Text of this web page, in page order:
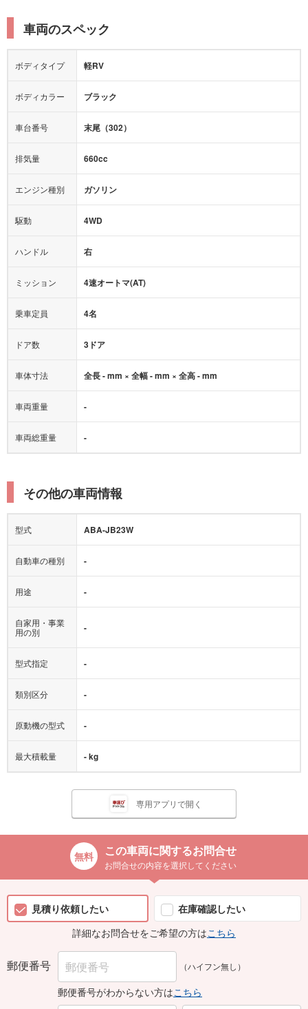
ルーフレール
エアロパーツ
ローダウン
シートヒーター
カーナビ：-
ミュージックプレイヤー接続可
後席モニター
衝突被害軽減プレーキ
カメラ：-
エアバッグ：
ダブルエアバッグ
衝撃緩和ヘッドレスト
サポカー
アクセル踏み間違い（誤発進）防止装置
アダプティブクルーズコントロール
ヒルディセントコントロール
オートマチックハイビーム
車両のスペック
ボディタイプ 軽RV
ボディカラー ブラック
車台番号 末尾（302）
排気量 660cc
エンジン種別 ガソリン
駆動 4WD
ハンドル 右
ミッション 4速オートマ(AT)
乗車定員 4名
ドア数 3ドア
車体寸法 全長 - mm × 全幅 - mm × 全高 - mm
車両重量 -
車両総重量 -
その他の車両情報
型式 ABA-JB23W
自動車の種別 -
用途 -
自家用・事業
用の別
-
型式指定 -
類別区分 -
原動機の型式 -
最大積載量 - kg
専用アプリで開く
この車両に関するお問合せ
お問合せの内容を選択してください
見積り依頼したい
在庫確認したい
詳細なお問合せをご希望の方はこちら
郵便番号 （ハイフン無し）
郵便番号がわからない方はこちら